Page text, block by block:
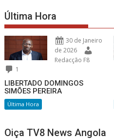
Última Hora
30 de Janeiro
de 2026
Redacção F8
1
LIBERTADO DOMINGOS
SIMÕES PEREIRA
Última Hora
Oiça TV8 News Angola